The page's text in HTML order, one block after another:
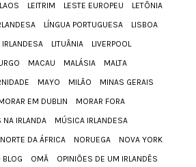
LAOS LEITRIM LESTE EUROPEU
LETÔNIA
LÍNGUA PORTUGUESA
LISBOA
IRLANDESA LITUÂNIA
LIVERPOOL
MACAU MALÁSIA
MALTA
MAYO MILÃO
MINAS GERAIS
EM DUBLIN
MORAR FORA
NA IRLANDA
MÚSICA IRLANDESA
NORTE DA ÁFRICA NORUEGA
NOVA YORK
BLOG OMÃ
OPINIÕES DE UM IRLANDÊS